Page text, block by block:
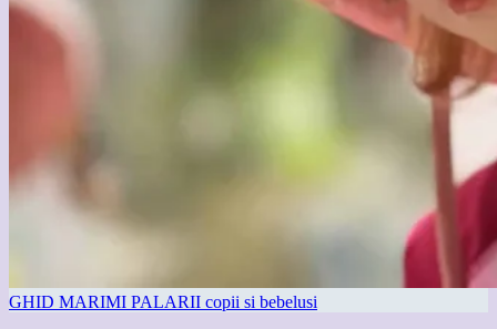
GHID MARIMI PALARII copii si bebelusi